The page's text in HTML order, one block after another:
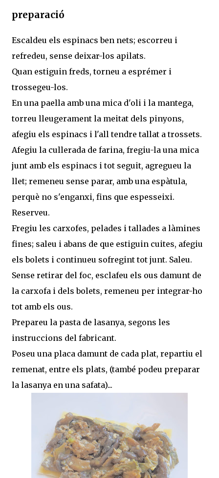
preparació
Escaldeu els espinacs ben nets; escorreu i
refredeu, sense deixar-los apilats.
Quan estiguin freds, torneu a esprémer i
trossegeu-los.
En una paella amb una mica d'oli i la mantega,
torreu lleugerament la meitat dels pinyons,
afegiu els espinacs i l'all tendre tallat a trossets.
Afegiu la cullerada de farina, fregiu-la una mica
junt amb els espinacs i tot seguit, agregueu la
llet; remeneu sense parar, amb una espàtula,
perquè no s'enganxi, fins que espesseixi.
Reserveu.
Fregiu les carxofes, pelades i tallades a làmines
fines; saleu i abans de que estiguin cuites, afegiu
els bolets i continueu sofregint tot junt. Saleu.
Sense retirar del foc, esclafeu els ous damunt de
la carxofa i dels bolets, remeneu per integrar-ho
tot amb els ous.
Prepareu la pasta de lasanya, segons les
instruccions del fabricant.
Poseu una placa damunt de cada plat, repartiu el
remenat, entre els plats, (també podeu preparar
la lasanya en una safata)...